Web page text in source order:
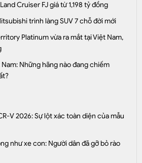
Cruiser FJ giá từ 1,198 tỷ đồng
trình làng SUV 7 chỗ đời mới
Platinum vừa ra mắt tại Việt Nam,
Những hãng nào đang chiếm
V 2026: Sự lột xác toàn diện của mẫu
như xe con: Người dân đã gỡ bỏ rào